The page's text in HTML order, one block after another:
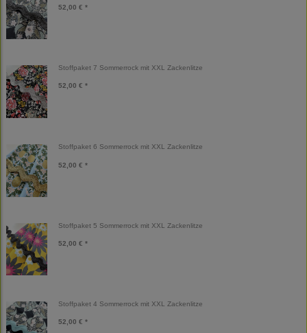
52,00 € *
Stoffpaket 7 Sommerrock mit XXL Zackenlitze
52,00 € *
Stoffpaket 6 Sommerrock mit XXL Zackenlitze
52,00 € *
Stoffpaket 5 Sommerrock mit XXL Zackenlitze
52,00 € *
Stoffpaket 4 Sommerrock mit XXL Zackenlitze
52,00 € *